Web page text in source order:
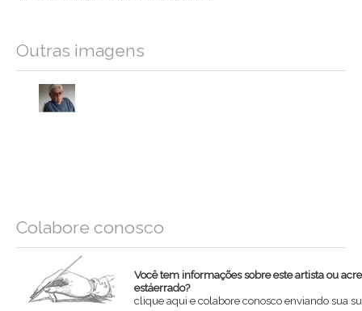
Outras imagens
Colabore conosco
Você tem informações sobre este artista ou
estáerrado?
clique aqui e colabore conosco enviando sua